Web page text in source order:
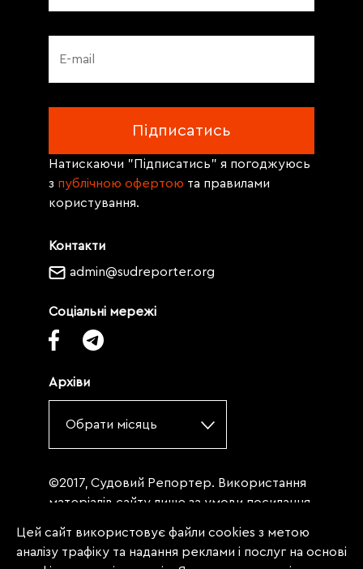
Контакти
admin@sudreporter.org
Соціальні мережі
Архіви
Обрати місяць
Натискаючи "Підписатись" я погоджуюсь
з публічною офертою та правилами
користування.
©2017, Судовий Репортер. Використання
матеріалів сайту лише за умови посилання
«Судовий репортер» не нижче третього
абзацу. Матеріали, щодо яких міститься
Цей сайт використовує файли cookies з метою
аналізу трафіку та надання реклами і послуг на основі